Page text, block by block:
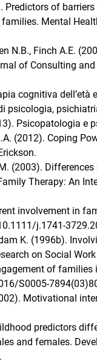
Predictors of
Mental
N.B., Finch A.E.
of Consulting
cognitiva
psicologia,
Psicopatologia e
(2012). Coping
(2003).
Therapy: An
involvement in
j.1741-
K. (1996b).
on Social
of
S0005-
Motivational
predictors
and females.